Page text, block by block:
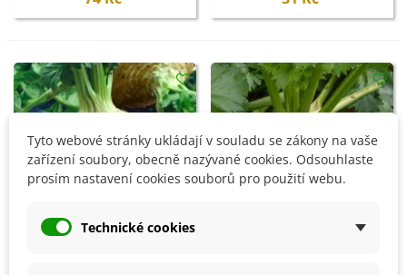
Tyto webové stránky ukládají v souladu se zákony na vaše
zařízení soubory, obecně nazývané cookies. Odsouhlaste
prosím nastavení cookies souborů pro použití webu.
Technické cookies